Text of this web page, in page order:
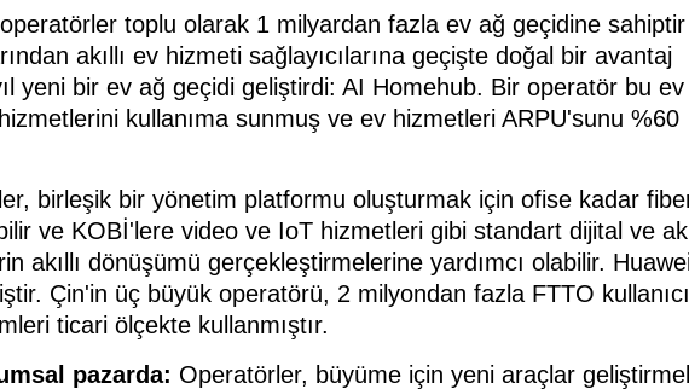
toplu olarak 1 milyardan fazla ev ağ geçidine
akıllı ev hizmeti sağlayıcılarına geçişte doğal bir avantaj
yeni bir ev ağ geçidi geliştirdi: AI Homehub. Bir operatör bu ev
kullanıma sunmuş ve ev hizmetleri ARPU'sunu %60
birleşik bir yönetim platformu oluşturmak için ofise kadar
ve KOBİ'lere video ve IoT hizmetleri gibi standart dijital ve
akıllı dönüşümü gerçekleştirmelerine yardımcı olabilir.
Çin'in üç büyük operatörü, 2 milyondan fazla FTTO
ticari ölçekte kullanmıştır.
pazarda: Operatörler, büyüme için yeni araçlar